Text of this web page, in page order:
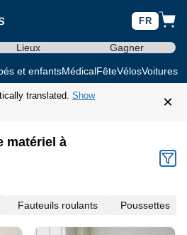
FR
Lieux Gagner
et enfantsMédicalFêteVélosVoitures
translated. Show
×
matériel à
Fauteuils roulants Poussettes